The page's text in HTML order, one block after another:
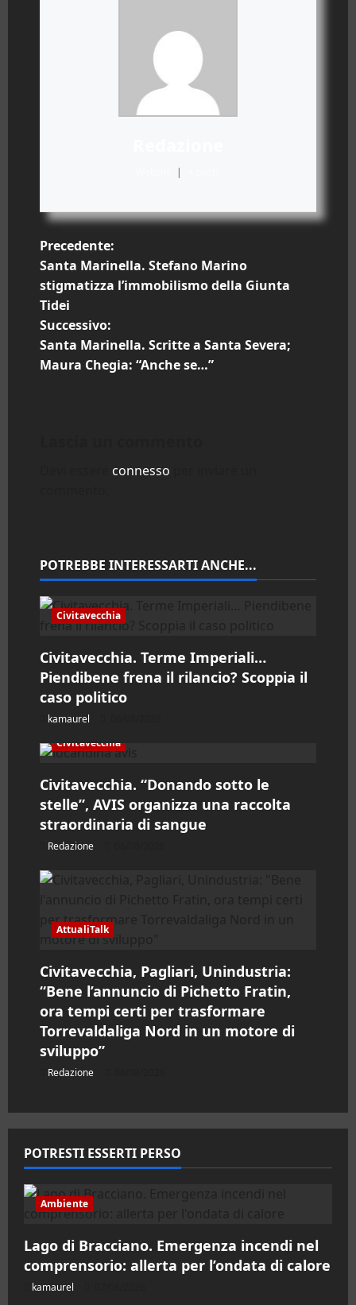
|
N
a
v
i
n
e
a
r
t
c
o
l
o
Precedente:
Santa Marinella. Stefano Marino
stigmatizza l’immobilismo della Giunta
Tidei
Successivo:
Santa Marinella. Scritte a Santa Severa;
Maura Chegia: “Anche se…”
connesso
POTREBBE INTERESSARTI ANCHE...
Civitavecchia
Civitavecchia. Terme Imperiali…
Piendibene frena il rilancio? Scoppia il
caso politico
kamaurel
Civitavecchia
Civitavecchia. “Donando sotto le
stelle”, AVIS organizza una raccolta
straordinaria di sangue
Redazione
AttualiTalk
Civitavecchia, Pagliari, Unindustria:
“Bene l’annuncio di Pichetto Fratin,
ora tempi certi per trasformare
Torrevaldaliga Nord in un motore di
sviluppo”
Redazione
POTRESTI ESSERTI PERSO
Ambiente
Lago di Bracciano. Emergenza incendi nel
comprensorio: allerta per l’ondata di calore
kamaurel